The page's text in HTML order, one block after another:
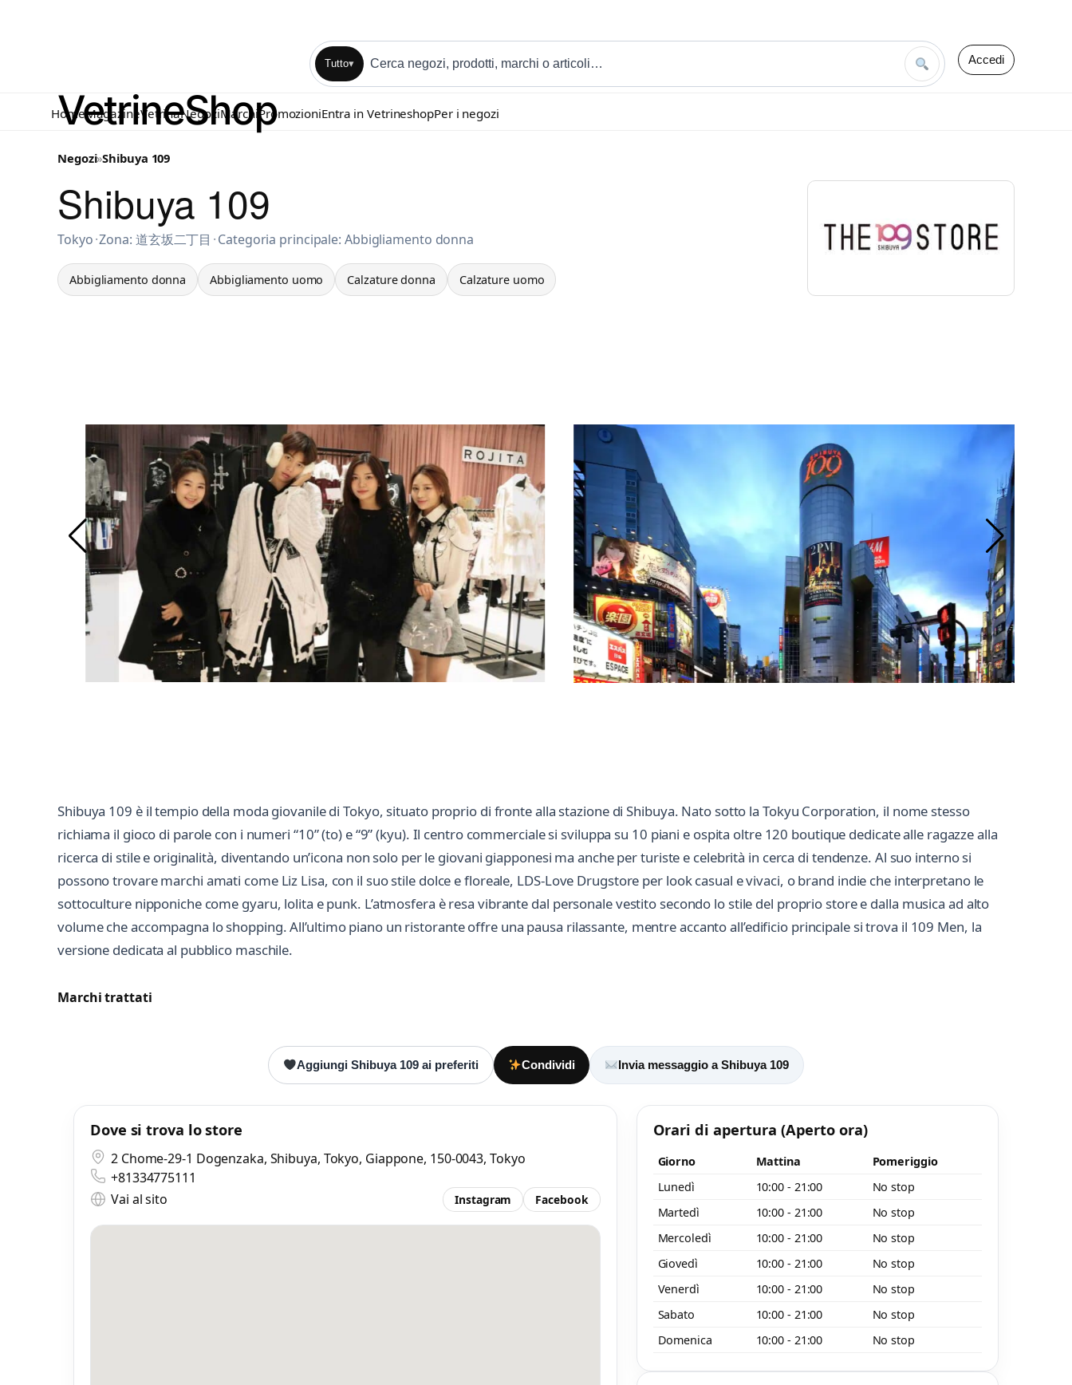
Tutto▾ Accedi
HomeMagazineVetrinaNegoziMarchi PromozioniEntra in VetrineshopPer i negozi
Negozi»Shibuya 109
Shibuya 109
Abbigliamento donna a Tokyo
Tokyo·Zona: 道玄坂二丁目 ·Categoria principale: Abbigliamento donna
Abbigliamento donna Abbigliamento uomo Calzature donna Calzature uomo
Shibuya 109 è il tempio della moda giovanile di Tokyo, situato proprio di fronte alla stazione di Shibuya. Nato sotto la Tokyu Corporation, il nome stesso
richiama il gioco di parole con i numeri “10” (to) e “9” (kyu). Il centro commerciale si sviluppa su 10 piani e ospita oltre 120 boutique dedicate alle ragazze alla
ricerca di stile e originalità, diventando un’icona non solo per le giovani giapponesi ma anche per turiste e celebrità in cerca di tendenze. Al suo interno si
possono trovare marchi amati come Liz Lisa, con il suo stile dolce e floreale, LDS-Love Drugstore per look casual e vivaci, o brand indie che interpretano le
sottoculture nipponiche come gyaru, lolita e punk. L’atmosfera è resa vibrante dal personale vestito secondo lo stile del proprio store e dalla musica ad alto
volume che accompagna lo shopping. All’ultimo piano un ristorante offre una pausa rilassante, mentre accanto all’edificio principale si trova il 109 Men, la
versione dedicata al pubblico maschile.
Marchi trattati
Aggiungi Shibuya 109 ai preferiti Condividi Invia messaggio a Shibuya 109
Dove si trova lo store
2 Chome-29-1 Dogenzaka, Shibuya, Tokyo, Giappone, 150-0043, Tokyo
+81334775111
Vai al sito
Instagram Facebook
Orari di apertura (Aperto ora)
Giorno Mattina
Pomeriggio
Lunedì
10:00 - 21:00
No stop
Martedì
10:00 - 21:00
No stop
Mercoledì
10:00 - 21:00
No stop
Giovedì
10:00 - 21:00
No stop
Venerdì
10:00 - 21:00
No stop
Sabato
10:00 - 21:00
No stop
Domenica
10:00 - 21:00 No stop
Messaggio
Scrivi almeno 20 caratteri, così il negozio potrà capire meglio la tua richiesta.